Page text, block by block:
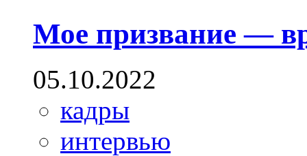
Мое призвание —
05.10.2022
кадры
интервью